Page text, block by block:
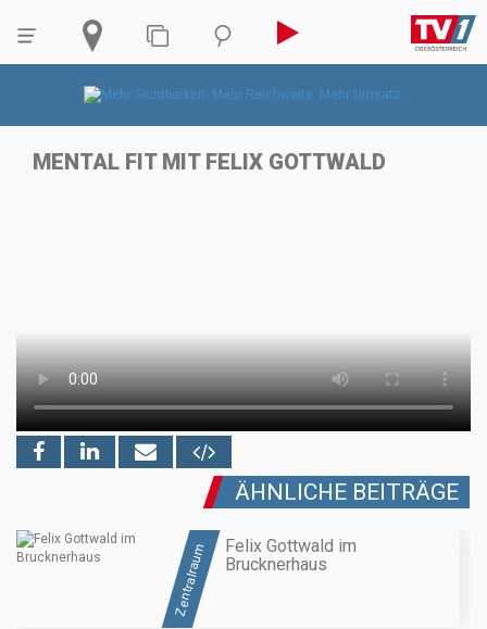
MENTAL FIT MIT FELIX GOTTWALD
ÄHNLICHE BEITRÄGE
Zentralraum
Felix Gottwald im
Brucknerhaus